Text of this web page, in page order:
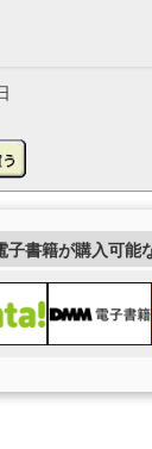
子書籍が購入可能